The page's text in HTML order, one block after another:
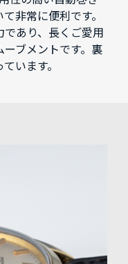
非常に便利です。
あり、長くご愛用
ブメントです。裏
います。